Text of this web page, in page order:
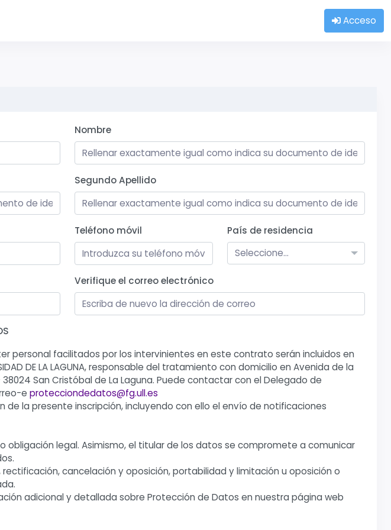
Acceso
Nombre
Segundo Apellido
Teléfono móvil
País de residencia
Seleccione...
Verifique el correo electrónico
personal facilitados por los intervinientes en este contrato serán incluidos en
DE LA LAGUNA, responsable del tratamiento con domicilio en Avenida de la
San Cristóbal de La Laguna. Puede contactar con el Delegado de
e protecciondedatos@fg.ull.es
de la presente inscripción, incluyendo con ello el envío de notificaciones
obligación legal. Asimismo, el titular de los datos se compromete a comunicar
cancelación y oposición, portabilidad y limitación u oposición o
adicional y detallada sobre Protección de Datos en nuestra página web